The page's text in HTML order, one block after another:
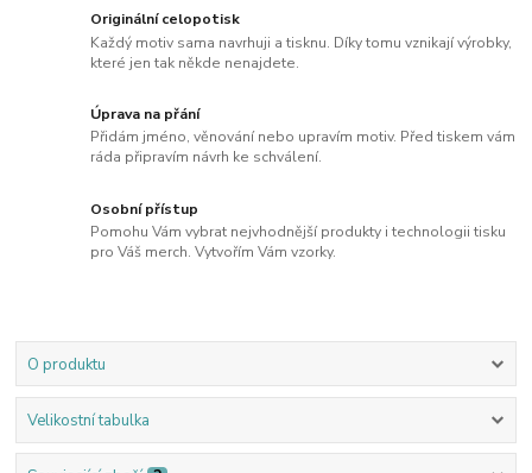
Originální celopotisk
Každý motiv sama navrhuji a tisknu. Díky tomu vznikají výrobky,
které jen tak někde nenajdete.
Úprava na přání
Přidám jméno, věnování nebo upravím motiv. Před tiskem vám
ráda připravím návrh ke schválení.
Osobní přístup
Pomohu Vám vybrat nejvhodnější produkty i technologii tisku
pro Váš merch. Vytvořím Vám vzorky.
O produktu
Velikostní tabulka